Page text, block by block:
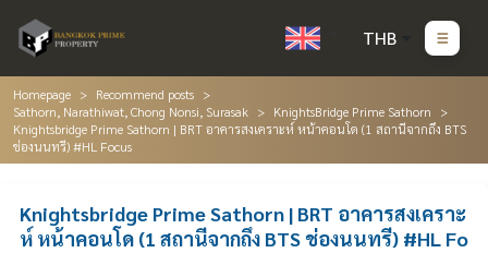
THB
Homepage
Recommend posts
Sathorn, Narathiwat, Chong Nonsi, Surasak
KnightsBridge Prime Sathorn
Knightsbridge Prime Sathorn | BRT อาคารสงเคราะห์ หน้าคอนโด (1 สถานีจากถึง BTS
ช่องนนทรี) #HL Focus
Knightsbridge Prime Sathorn | BRT อาคารสงเคราะ
ห์ หน้าคอนโด (1 สถานีจากถึง BTS ช่องนนทรี) #HL Fo